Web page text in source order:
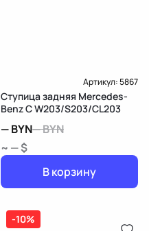
Артикул:5867
Ступица задняя Mercedes-
Benz C W203/S203/CL203
—BYN—BYN
~ — $
В корзину
-10%